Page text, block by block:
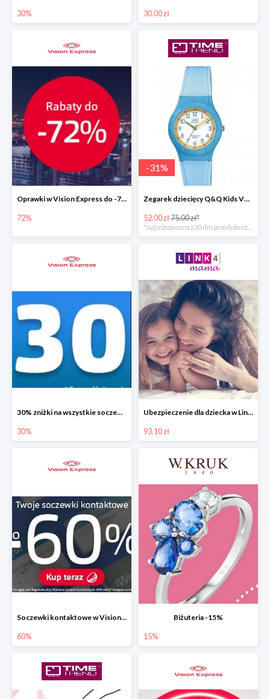
30% 30.00 zł
Oprawki w Vision Express do -72%
72%
-31%
Zegarek dziecięcy Q&Q Kids VR75-001
52.00 zł75.00 zł*
*najniższa cena z 30 dni przed obniżką
30% zniżki na wszystkie soczewki kontaktowe
30%
Ubezpieczenie dla dziecka w Link4 Mama od 93,10 zł rocznie
93.10 zł
Soczewki kontaktowe w Vision Express do -60%
60%
Biżuteria -15%
15%